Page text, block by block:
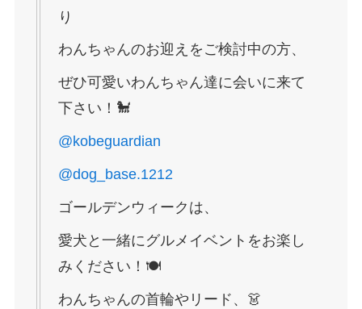
り
わんちゃんのお迎えをご検討中の方、
ぜひ可愛いわんちゃん達に会いに来て
下さい！🐩
@kobeguardian
@dog_base.1212
ゴールデンウィークは、
愛犬と一緒にグルメイベントをお楽し
みください！🍽️
わんちゃんの首輪やリード、👗